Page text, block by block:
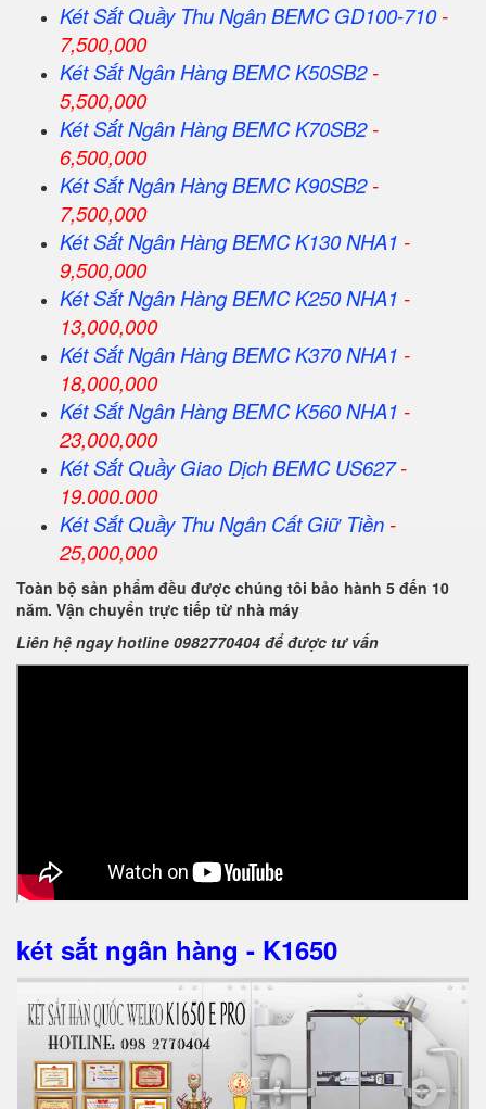
Két Sắt Quầy Thu Ngân BEMC GD100-710-
7,500,000
Két Sắt Ngân Hàng BEMC K50SB2-
5,500,000
Két Sắt Ngân Hàng BEMC K70SB2-
6,500,000
Két Sắt Ngân Hàng BEMC K90SB2-
7,500,000
Két Sắt Ngân Hàng BEMC K130 NHA1 -
9,500,000
Két Sắt Ngân Hàng BEMC K250 NHA1 -
13,000,000
Két Sắt Ngân Hàng BEMC K370 NHA1 -
18,000,000
Két Sắt Ngân Hàng BEMC K560 NHA1 -
23,000,000
Két Sắt Quầy Giao Dịch BEMC US627-
19.000.000
Két Sắt Quầy Thu Ngân Cất Giữ Tiền -
25,000,000
Toàn bộ sản phẩm đều được chúng tôi bảo hành 5 đến 10
năm. Vận chuyển trực tiếp từ nhà máy
Liên hệ ngay hotline 0982770404 để được tư vấn
két sắt ngân hàng - K1650